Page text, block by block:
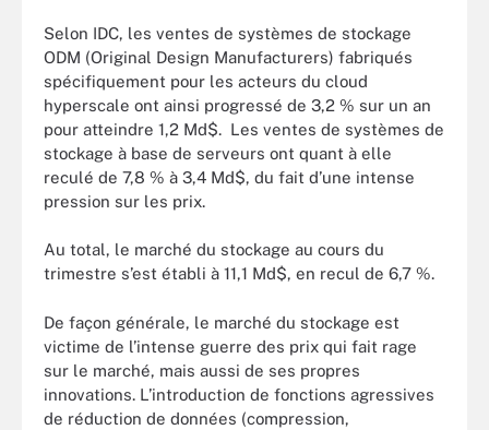
Selon IDC, les ventes de systèmes de stockage
ODM (Original Design Manufacturers) fabriqués
spécifiquement pour les acteurs du cloud
hyperscale ont ainsi progressé de 3,2 % sur un an
pour atteindre 1,2 Md$. Les ventes de systèmes de
stockage à base de serveurs ont quant à elle
reculé de 7,8 % à 3,4 Md$, du fait d’une intense
pression sur les prix.
Au total, le marché du stockage au cours du
trimestre s’est établi à 11,1 Md$, en recul de 6,7 %.
De façon générale, le marché du stockage est
victime de l’intense guerre des prix qui fait rage
sur le marché, mais aussi de ses propres
innovations. L’introduction de fonctions agressives
de réduction de données (compression,